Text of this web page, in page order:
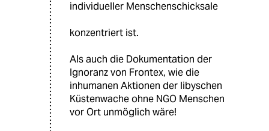
individueller Menschenschicksale
konzentriert ist.
Als auch die Dokumentation der
Ignoranz von Frontex, wie die
inhumanen Aktionen der libyschen
Küstenwache ohne NGO Menschen
vor Ort unmöglich wäre!